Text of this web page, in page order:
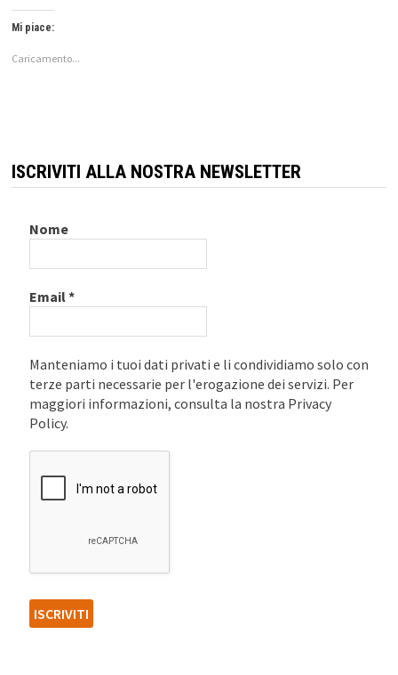
Mi piace:
Caricamento...
ISCRIVITI ALLA NOSTRA NEWSLETTER
Nome
Email*
Manteniamo i tuoi dati privati e li condividiamo solo con
terze parti necessarie per l'erogazione dei servizi. Per
maggiori informazioni, consulta la nostra Privacy
Policy.